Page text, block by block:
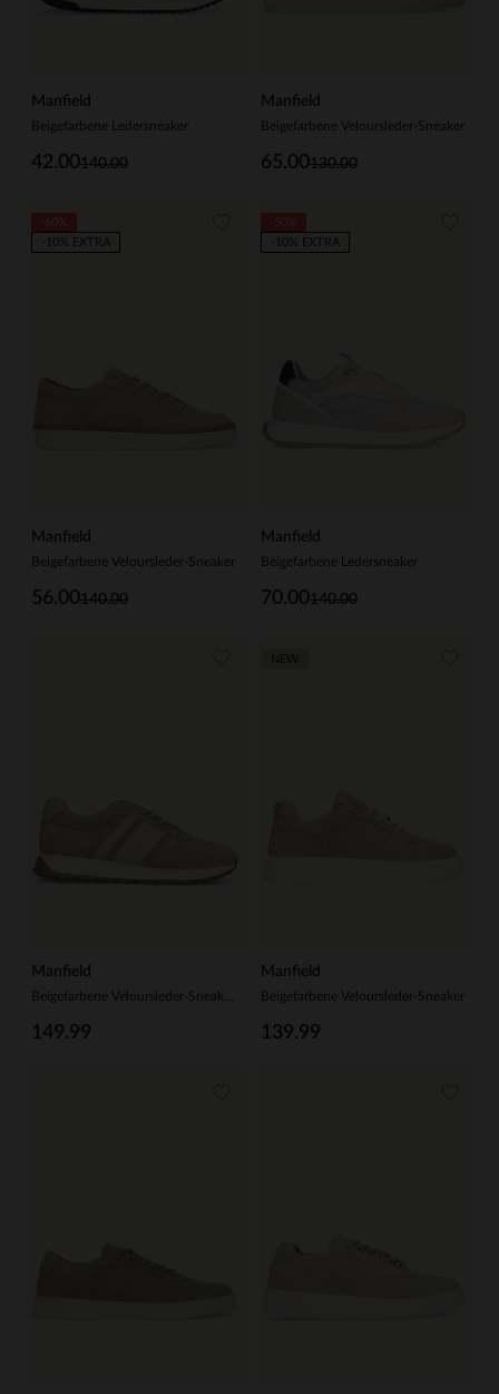
Manfield
Beigefarbene Ledersneaker
140.00
42.00
Manfield
Beigefarbene Veloursleder-Sneaker
130.00
65.00
Manfield
Beigefarbene Veloursleder-Sneaker
140.00
56.00
-10% EXTRA
Manfield
Beigefarbene Ledersneaker
140.00
70.00
-10% EXTRA
Manfield
149.99
Manfield
Beigefarbene Veloursleder-Sneaker
139.99